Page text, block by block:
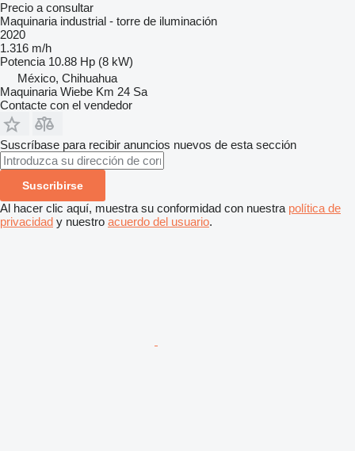
Precio a consultar
Maquinaria industrial - torre de iluminación
2020
1.316 m/h
Potencia 10.88 Hp (8 kW)
México, Chihuahua
Maquinaria Wiebe Km 24 Sa
Contacte con el vendedor
Suscríbase para recibir anuncios nuevos de esta sección
Suscribirse
Al hacer clic aquí, muestra su conformidad con nuestra política de
privacidad y nuestro acuerdo del usuario.